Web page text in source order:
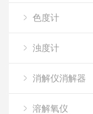
色度计
浊度计
消解仪消解器
溶解氧仪